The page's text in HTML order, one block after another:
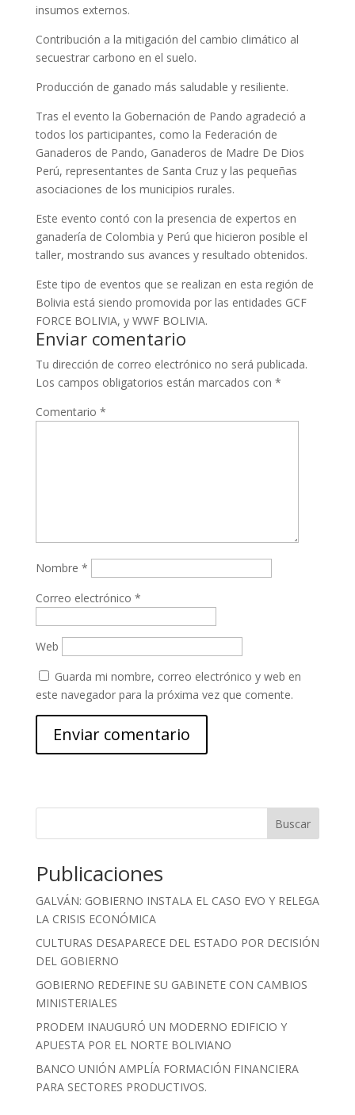
insumos externos.
Contribución a la mitigación del cambio climático al
secuestrar carbono en el suelo.
Producción de ganado más saludable y resiliente.
Tras el evento la Gobernación de Pando agradeció a
todos los participantes, como la Federación de
Ganaderos de Pando, Ganaderos de Madre De Dios
Perú, representantes de Santa Cruz y las pequeñas
asociaciones de los municipios rurales.
Este evento contó con la presencia de expertos en
ganadería de Colombia y Perú que hicieron posible el
taller, mostrando sus avances y resultado obtenidos.
Este tipo de eventos que se realizan en esta región de
Bolivia está siendo promovida por las entidades GCF
FORCE BOLIVIA, y WWF BOLIVIA.
Enviar comentario
Tu dirección de correo electrónico no será publicada.
Los campos obligatorios están marcados con *
Comentario *
Nombre *
Correo electrónico *
Web
Guarda mi nombre, correo electrónico y web en
este navegador para la próxima vez que comente.
Buscar
Publicaciones
GALVÁN: GOBIERNO INSTALA EL CASO EVO Y RELEGA
LA CRISIS ECONÓMICA
CULTURAS DESAPARECE DEL ESTADO POR DECISIÓN
DEL GOBIERNO
GOBIERNO REDEFINE SU GABINETE CON CAMBIOS
MINISTERIALES
PRODEM INAUGURÓ UN MODERNO EDIFICIO Y
APUESTA POR EL NORTE BOLIVIANO
BANCO UNIÓN AMPLÍA FORMACIÓN FINANCIERA
PARA SECTORES PRODUCTIVOS.